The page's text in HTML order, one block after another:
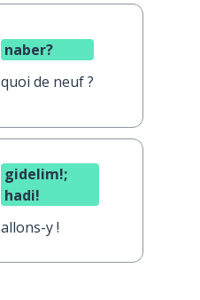
naber?
quoi de neuf ?
gidelim!;
hadi!
allons-y !